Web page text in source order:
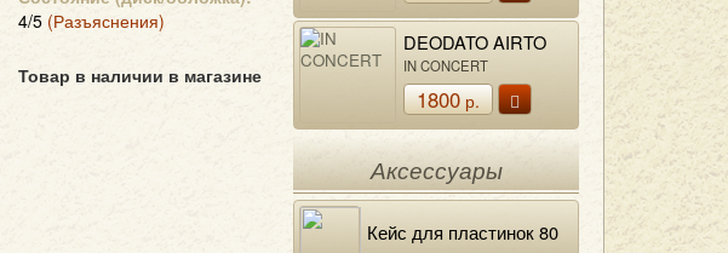
4/5 (Разъяснения)
Товар в наличии в магазине
DEODATO AIRTO
IN CONCERT
1800р.
Аксессуары
Кейс для пластинок 80